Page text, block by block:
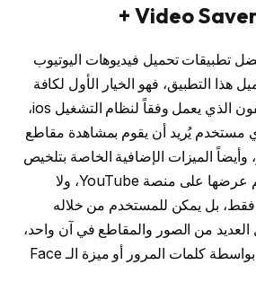
تطبيقات تحميل فيديوهات اليوتيوب
هذا التطبيق، فهو الخيار الأول لكافة
مستخدمي هواتف الآيفون الذي يعمل وفقاً لنظام التشغيل ios،
مستخدم يُريد أن يقوم بمشاهدة مقاطع
وأيضاً الميزات الإضافية الخاصة بتلخيص
مقاطع الفيديو التي يتم عرضها على منصة YouTube، ولا
بل يمكن للمستخدم من خلاله
من الصور والمقاطع في آن واحد،
وحماية ملفات الفيديو بواسطة كلمات المرور أو ميزة الـ Face